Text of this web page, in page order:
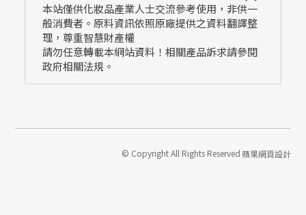
本站僅供化妝品產業人士交流參考使用，非供一
般消費者。原料資訊依照原廠提供之資料翻譯整
理，尊重智慧財產權
請勿任意轉載本網站資料！相關產品訴求請參閱
政府相關法規。
© Copyright All Rights Reserved蘋果網頁設計